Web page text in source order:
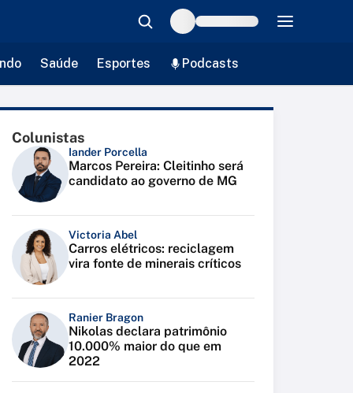
Saúde Esportes Podcasts
Colunistas
Iander Porcella
Marcos Pereira: Cleitinho será
candidato ao governo de MG
Victoria Abel
Carros elétricos: reciclagem
vira fonte de minerais críticos
Ranier Bragon
Nikolas declara patrimônio
10.000% maior do que em
2022